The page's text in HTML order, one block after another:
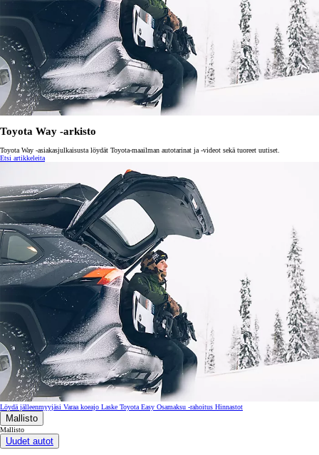
Toyota Way -arkisto
Toyota Way -asiakasjulkaisusta löydät Toyota-maailman autotarinat ja -videot sekä tuoreet uutiset.
Etsi artikkeleita
Löydä jälleenmyyjäsi Varaa koeajo Laske Toyota Easy Osamaksu -rahoitus Hinnastot
Mallisto
Mallisto
Uudet autot